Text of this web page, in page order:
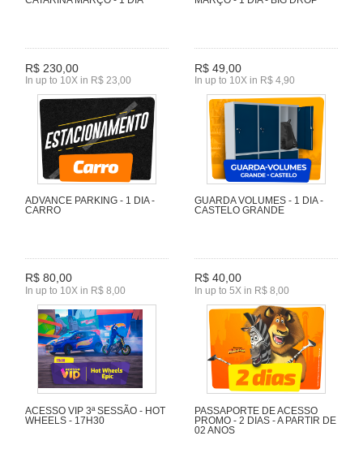
R$ 230,00
In up to 10X in R$ 23,00
R$ 49,00
In up to 10X in R$ 4,90
ADVANCE PARKING - 1 DIA -
CARRO
R$ 80,00
In up to 10X in R$ 8,00
GUARDA VOLUMES - 1 DIA -
CASTELO GRANDE
R$ 40,00
In up to 5X in R$ 8,00
ACESSO VIP 3ª SESSÃO - HOT
WHEELS - 17H30
PASSAPORTE DE ACESSO
PROMO - 2 DIAS - A PARTIR DE
02 ANOS